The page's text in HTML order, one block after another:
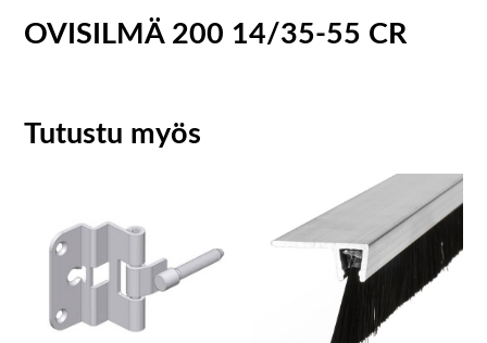
OVISILMÄ 200 14/35-55 CR
Tutustu myös